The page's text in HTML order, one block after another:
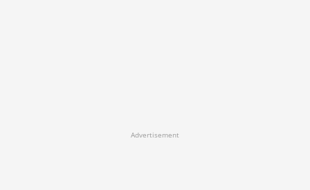
Advertisement